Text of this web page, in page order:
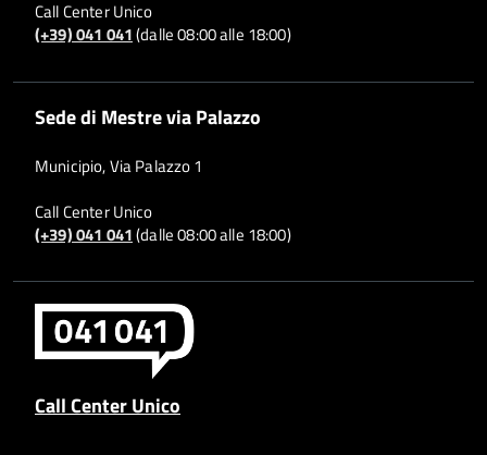
Call Center Unico
(+39) 041 041(dalle 08:00 alle 18:00)
Sede di Mestre via Palazzo
Municipio, Via Palazzo 1
Call Center Unico
(+39) 041 041(dalle 08:00 alle 18:00)
Call Center Unico